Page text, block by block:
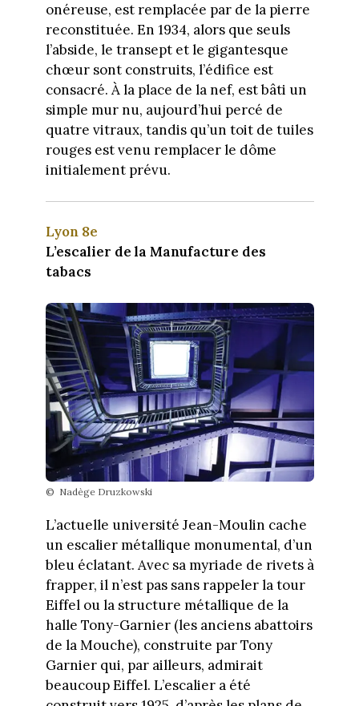
onéreuse, est remplacée par de la pierre
reconstituée. En 1934, alors que seuls
l’abside, le transept et le gigantesque
chœur sont construits, l’édifice est
consacré. À la place de la nef, est bâti un
simple mur nu, aujourd’hui percé de
quatre vitraux, tandis qu’un toit de tuiles
rouges est venu remplacer le dôme
initialement prévu.
Lyon 8e
L’escalier de la Manufacture des
tabacs
© Nadège Druzkowski
L’actuelle université Jean-Moulin cache
un escalier métallique monumental, d’un
bleu éclatant. Avec sa myriade de rivets à
frapper, il n’est pas sans rappeler la tour
Eiffel ou la structure métallique de la
halle Tony-Garnier (les anciens abattoirs
de la Mouche), construite par Tony
Garnier qui, par ailleurs, admirait
beaucoup Eiffel. L’escalier a été